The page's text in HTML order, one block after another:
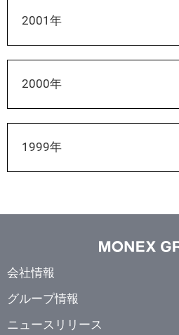
2001年
2000年
1999年
会社情報
グループ情報
ニュースリリース